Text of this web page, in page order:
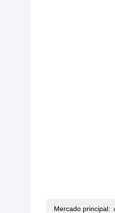
Mercado principal: